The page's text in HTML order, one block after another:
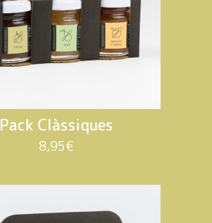
Pack Clàssiques
8,95€